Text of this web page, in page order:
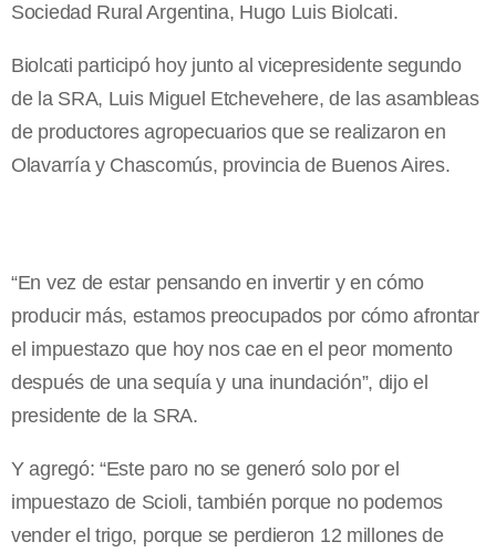
Sociedad Rural Argentina, Hugo Luis Biolcati.
Biolcati participó hoy junto al vicepresidente segundo
de la SRA, Luis Miguel Etchevehere, de las asambleas
de productores agropecuarios que se realizaron en
Olavarría y Chascomús, provincia de Buenos Aires.
“En vez de estar pensando en invertir y en cómo
producir más, estamos preocupados por cómo afrontar
el impuestazo que hoy nos cae en el peor momento
después de una sequía y una inundación”, dijo el
presidente de la SRA.
Y agregó: “Este paro no se generó solo por el
impuestazo de Scioli, también porque no podemos
vender el trigo, porque se perdieron 12 millones de